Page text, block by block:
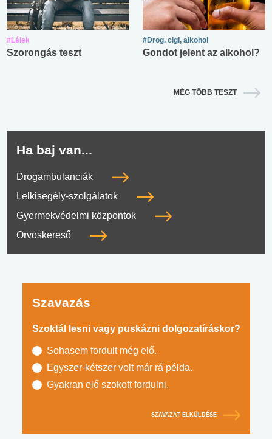
#Lélek
Szorongás teszt
#Drog, cigi, alkohol
Gondot jelent az alkohol?
MÉG TÖBB TESZT
Ha baj van...
Drogambulanciák
Lelkisegély-szolgálatok
Gyermekvédelmi központok
Orvoskereső
Szavazás
Szoktál lesni vagy puskázni dolgozatíráskor?
Sohasem fordult még elő.
Egyszer-kétszer volt már rá példa.
Gyakran elő szokott fordulni.
SZAVAZAT ELKÜLDÉSE